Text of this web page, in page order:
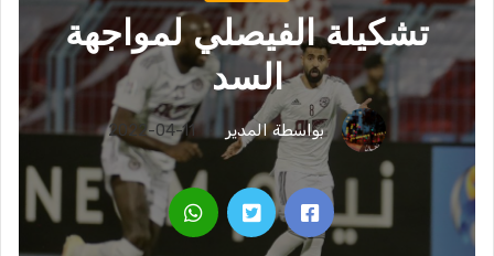
تشكيلة الفيصلي لمواجهة
السد
بواسطة المدير 2022-04-11